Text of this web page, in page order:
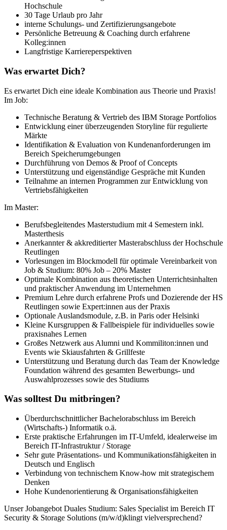
Hochschule
30 Tage Urlaub pro Jahr
interne Schulungs- und Zertifizierungsangebote
Persönliche Betreuung & Coaching durch erfahrene
Kolleg:innen
Langfristige Karriereperspektiven
Was erwartet Dich?
Es erwartet Dich eine ideale Kombination aus Theorie und Praxis!
Im Job:
Technische Beratung & Vertrieb des IBM Storage Portfolios
Entwicklung einer überzeugenden Storyline für regulierte
Märkte
Identifikation & Evaluation von Kundenanforderungen im
Bereich Speicherumgebungen
Durchführung von Demos & Proof of Concepts
Unterstützung und eigenständige Gespräche mit Kunden
Teilnahme an internen Programmen zur Entwicklung von
Vertriebsfähigkeiten
Im Master:
Berufsbegleitendes Masterstudium mit 4 Semestern inkl.
Masterthesis
Anerkannter & akkreditierter Masterabschluss der Hochschule
Reutlingen
Vorlesungen im Blockmodell für optimale Vereinbarkeit von
Job & Studium: 80% Job – 20% Master
Optimale Kombination aus theoretischen Unterrichtsinhalten
und praktischer Anwendung im Unternehmen
Premium Lehre durch erfahrene Profs und Dozierende der HS
Reutlingen sowie Expert:innen aus der Praxis
Optionale Auslandsmodule, z.B. in Paris oder Helsinki
Kleine Kursgruppen & Fallbeispiele für individuelles sowie
praxisnahes Lernen
Großes Netzwerk aus Alumni und Kommiliton:innen und
Events wie Skiausfahrten & Grillfeste
Unterstützung und Beratung durch das Team der Knowledge
Foundation während des gesamten Bewerbungs- und
Auswahlprozesses sowie des Studiums
Was solltest Du mitbringen?
Überdurchschnittlicher Bachelorabschluss im Bereich
(Wirtschafts-) Informatik o.ä.
Erste praktische Erfahrungen im IT-Umfeld, idealerweise im
Bereich IT-Infrastruktur / Storage
Sehr gute Präsentations- und Kommunikationsfähigkeiten in
Deutsch und Englisch
Verbindung von technischem Know-how mit strategischem
Denken
Hohe Kundenorientierung & Organisationsfähigkeiten
Unser Jobangebot Duales Studium: Sales Specialist im Bereich IT
Security & Storage Solutions (m/w/d)klingt vielversprechend?